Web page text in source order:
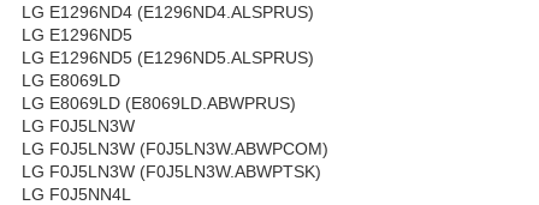
LG E1296ND4 (E1296ND4.ALSPRUS)
LG E1296ND5
LG E1296ND5 (E1296ND5.ALSPRUS)
LG E8069LD
LG E8069LD (E8069LD.ABWPRUS)
LG F0J5LN3W
LG F0J5LN3W (F0J5LN3W.ABWPCOM)
LG F0J5LN3W (F0J5LN3W.ABWPTSK)
LG F0J5NN4L